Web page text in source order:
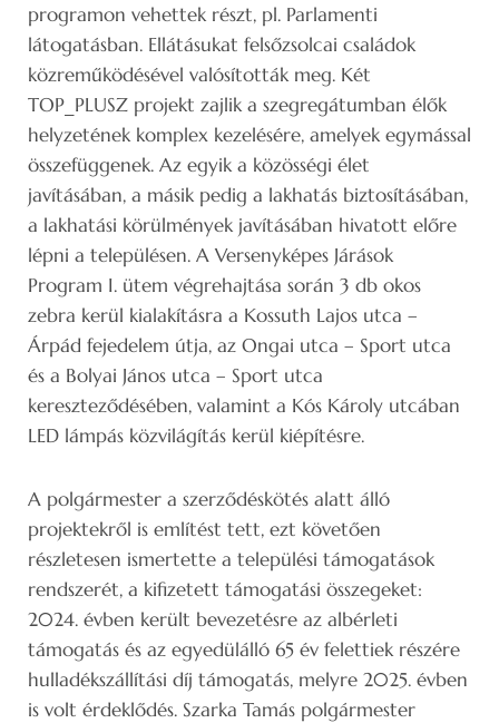
programon vehettek részt, pl. Parlamenti
látogatásban. Ellátásukat felsőzsolcai családok
közreműködésével valósították meg. Két
TOP_PLUSZ projekt zajlik a szegregátumban élők
helyzetének komplex kezelésére, amelyek egymással
összefüggenek. Az egyik a közösségi élet
javításában, a másik pedig a lakhatás biztosításában,
a lakhatási körülmények javításában hivatott előre
lépni a településen. A Versenyképes Járások
Program I. ütem végrehajtása során 3 db okos
zebra kerül kialakításra a Kossuth Lajos utca –
Árpád fejedelem útja, az Ongai utca – Sport utca
és a Bolyai János utca – Sport utca
kereszteződésében, valamint a Kós Károly utcában
LED lámpás közvilágítás kerül kiépítésre.
A polgármester a szerződéskötés alatt álló
projektekről is említést tett, ezt követően
részletesen ismertette a települési támogatások
rendszerét, a kifizetett támogatási összegeket:
2024. évben került bevezetésre az albérleti
támogatás és az egyedülálló 65 év felettiek részére
hulladékszállítási díj támogatás, melyre 2025. évben
is volt érdeklődés. Szarka Tamás polgármester